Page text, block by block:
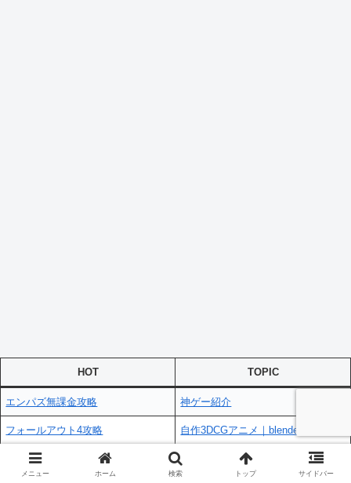
HOT TOPIC
エンパズ無課金攻略 神ゲー紹介
フォールアウト4攻略 自作3DCGアニメ｜blender
ゲーム記事一覧 拠点制作系ゲーム
メニュー ホーム 検索 トップ サイドバー